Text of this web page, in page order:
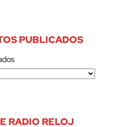
PUBLICADOS
RADIO RELOJ